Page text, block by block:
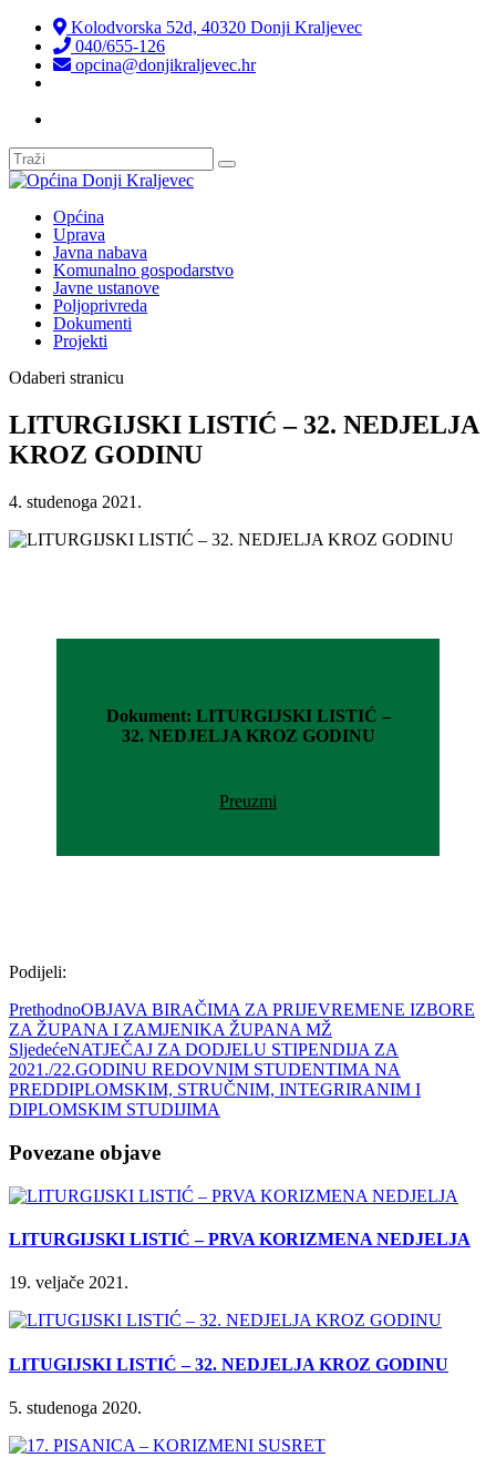
Kolodvorska 52d, 40320 Donji Kraljevec
040/655-126
opcina@donjikraljevec.hr
Općina
Uprava
Javna nabava
Komunalno gospodarstvo
Javne ustanove
Poljoprivreda
Dokumenti
Projekti
Odaberi stranicu
LITURGIJSKI LISTIĆ – 32. NEDJELJA
KROZ GODINU
4. studenoga 2021.
Dokument: LITURGIJSKI LISTIĆ –
32. NEDJELJA KROZ GODINU
Preuzmi
Podijeli:
PrethodnoOBJAVA BIRAČIMA ZA PRIJEVREMENE IZBORE
ZA ŽUPANA I ZAMJENIKA ŽUPANA MŽ
SljedećeNATJEČAJ ZA DODJELU STIPENDIJA ZA
2021./22.GODINU REDOVNIM STUDENTIMA NA
PREDDIPLOMSKIM, STRUČNIM, INTEGRIRANIM I
DIPLOMSKIM STUDIJIMA
Povezane objave
LITURGIJSKI LISTIĆ – PRVA KORIZMENA NEDJELJA
19. veljače 2021.
LITUGIJSKI LISTIĆ – 32. NEDJELJA KROZ GODINU
5. studenoga 2020.